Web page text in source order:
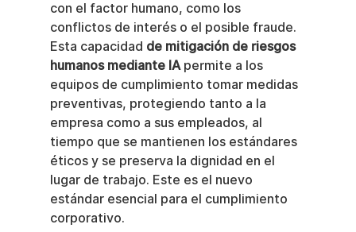
con el factor humano, como los
conflictos de interés o el posible fraude.
Esta capacidad de mitigación de riesgos
humanos mediante IA permite a los
equipos de cumplimiento tomar medidas
preventivas, protegiendo tanto a la
empresa como a sus empleados, al
tiempo que se mantienen los estándares
éticos y se preserva la dignidad en el
lugar de trabajo. Este es el nuevo
estándar esencial para el cumplimiento
corporativo.